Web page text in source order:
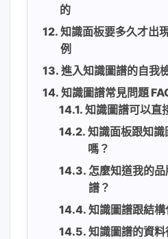
的
知識面板要多久才出
例
進入知識圖譜的自我
知識圖譜常見問題
知識圖譜可以直
知識面板跟知
嗎？
怎麼知道我的
譜？
知識圖譜跟結
知識圖譜的資料